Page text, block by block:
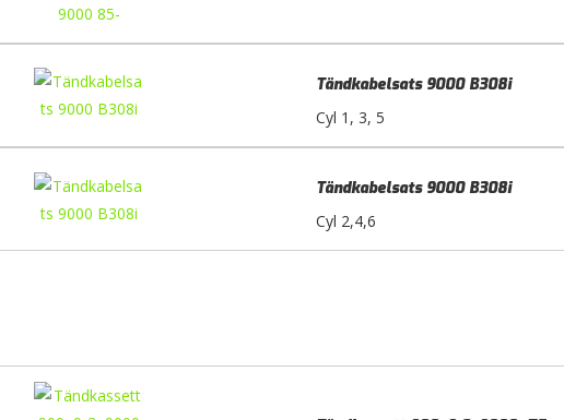
Tändkabelsats 9000 B308i
Cyl 1, 3, 5
Tändkabelsats 9000 B308i
Cyl 2,4,6